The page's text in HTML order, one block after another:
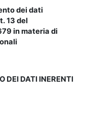
dei dati
13 del
in materia di
DEI DATI INERENTI